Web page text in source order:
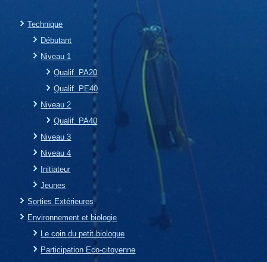
Technique
Débutant
Niveau 1
Qualif. PA20
Qualif. PE40
Niveau 2
Qualif. PA40
Niveau 3
Niveau 4
Initiateur
Jeunes
Sorties Extérieures
Environnement et biologie
Le coin du petit biologue
Participation Eco-citoyenne